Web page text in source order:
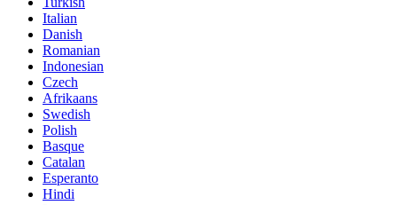
Italian
Danish
Romanian
Indonesian
Czech
Afrikaans
Swedish
Polish
Basque
Catalan
Esperanto
Hindi